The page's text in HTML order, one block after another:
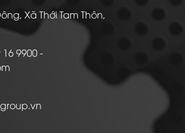
Xã Thới Tam Thôn,
0989 16 9900 -